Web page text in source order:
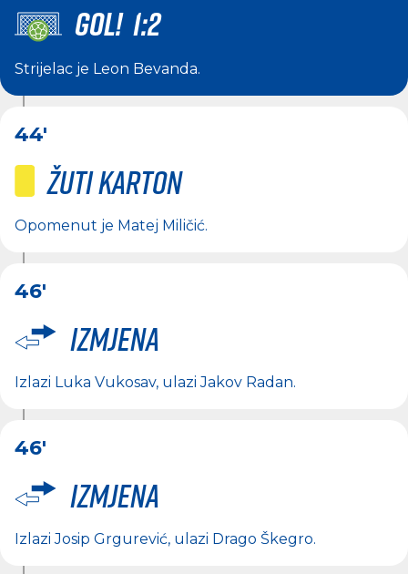
GOL! 1:2
Strijelac je Leon Bevanda.
44'
Žuti karton
Opomenut je Matej Miličić.
46'
Izmjena
Izlazi Luka Vukosav, ulaziJakov Radan.
46'
Izmjena
IzlaziJosip Grgurević, ulazi Drago Škegro.